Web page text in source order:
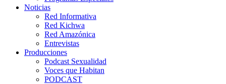
Noticias
Red Informativa
Red Kichwa
Red Amazónica
Entrevistas
Producciones
Podcast Sexualidad
Voces que Habitan
PODCAST